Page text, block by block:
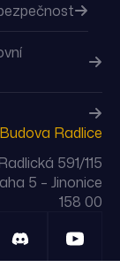
Budova Radlice
591/115
5 – Jinonice
158 00